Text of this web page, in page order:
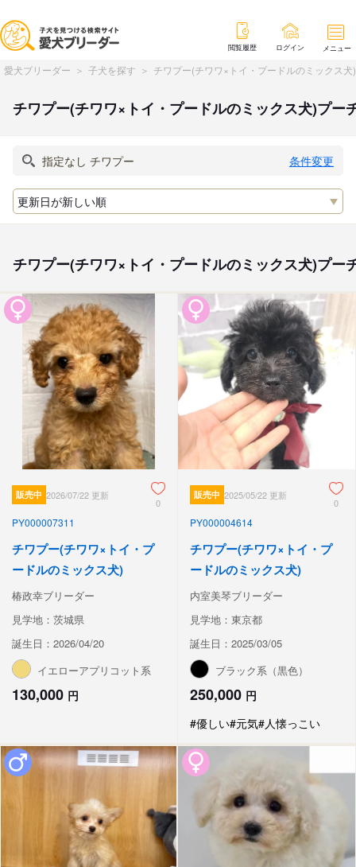
閲覧履歴 ログイン メニュー
愛犬ブリーダー 子犬を探す チワプー(チワワ×トイ・プードルのミックス
チワプー(チワワ×トイ・プードルのミックス犬)プー
条件変更
チワプー(チワワ×トイ・プードルのミックス犬)プー
販売中 2026/07/22 更新
0
PY000007311
チワプー(チワワ×トイ・プ
ードルのミックス犬)
椿政幸ブリーダー
見学地：茨城県
誕生日：2026/04/20
イエローアプリコット系
130,000 円
販売中 2025/05/22 更新
0
PY000004614
チワプー(チワワ×トイ・プ
ードルのミックス犬)
内室美琴ブリーダー
見学地：東京都
誕生日：2025/03/05
ブラック系（黒色）
250,000 円
#優しい#元気#人懐っこい